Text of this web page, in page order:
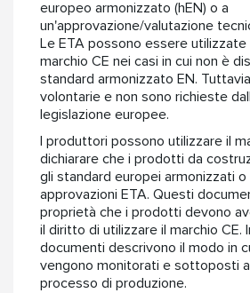
europeo armonizzato (hEN) o a
un'approvazione/valutazione
Le ETA possono essere
marchio CE nei casi in cui non è
standard armonizzato EN.
volontarie e non sono richieste
legislazione europee.
I produttori possono utilizzare il
dichiarare che i prodotti da
gli standard europei armonizzati
approvazioni ETA. Questi
proprietà che i prodotti devono
il diritto di utilizzare il marchio CE.
documenti descrivono il modo in
vengono monitorati e sottoposti
processo di produzione.